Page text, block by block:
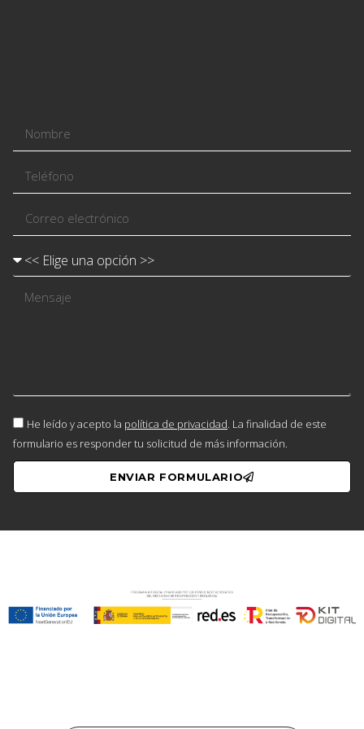
He leído y acepto la política de privacidad. La finalidad de este
formulario es responder tu solicitud de más información.
ENVIAR FORMULARIO